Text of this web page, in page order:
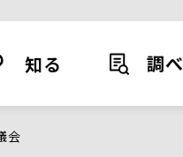
知る 調
会